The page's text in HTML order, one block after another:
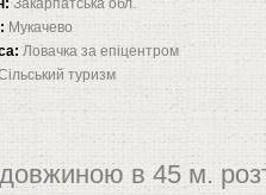
Закарпатська обл.
Мукачево
Ловачка за епіцентром
туризм
в 45 м.